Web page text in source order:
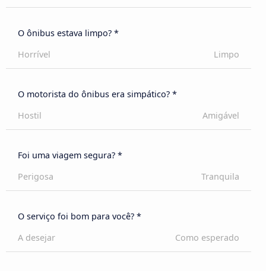
O ônibus estava limpo? *
Horrível
Limpo
O motorista do ônibus era simpático? *
Hostil
Amigável
Foi uma viagem segura? *
Perigosa
Tranquila
O serviço foi bom para você? *
A desejar
Como esperado